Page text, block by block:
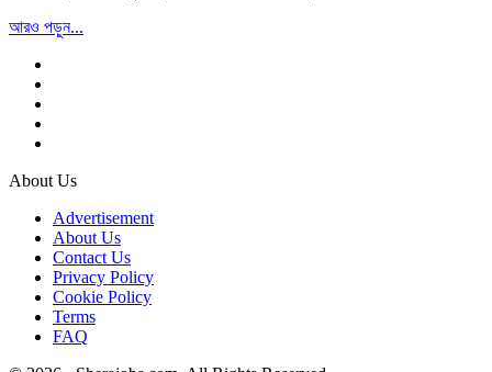
আরও পড়ুন...
About Us
Advertisement
About Us
Contact Us
Privacy Policy
Cookie Policy
Terms
FAQ